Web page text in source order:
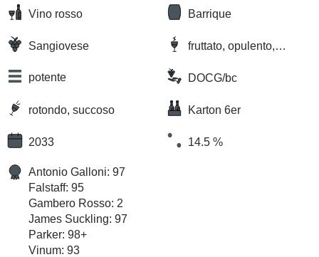
Vino rosso Barrique
Sangiovese
fruttato, opulento,
potente
DOCG/bc
rotondo, succoso Karton 6er
2033 14.5 %
Antonio Galloni: 97
Falstaff: 95
Gambero Rosso: 2
James Suckling: 97
Parker: 98+
Vinum: 93